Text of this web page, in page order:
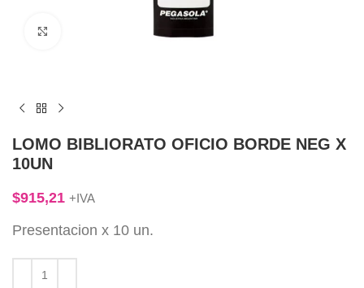
LOMO BIBLIORATO OFICIO BORDE NEG X
10UN
$915,21 +IVA
Presentacion x 10 un.